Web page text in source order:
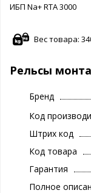
ИБП Na+ RTA 3000
Вес товара:
Рельсы
Бренд
Код
Штрих код
Код товара
Гарантия
Полное